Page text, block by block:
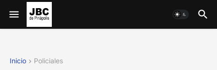
Inicio Policiales